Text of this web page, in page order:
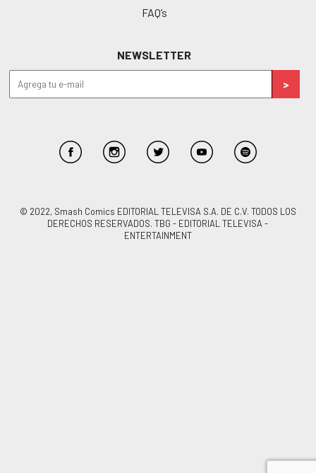
FAQ’s
NEWSLETTER
© 2022, Smash Comics EDITORIAL TELEVISA S.A. DE C.V. TODOS LOS
DERECHOS RESERVADOS. TBG - EDITORIAL TELEVISA -
ENTERTAINMENT